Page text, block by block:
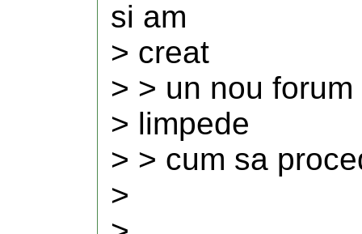
si am
> creat
> > un nou
> limpede
> > cum sa
>